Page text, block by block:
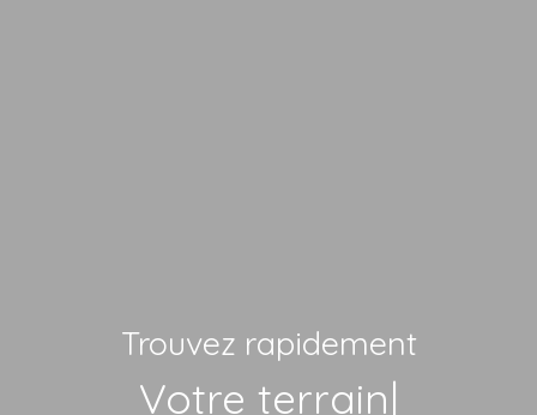
Trouvez rapidement
Votre terrain|